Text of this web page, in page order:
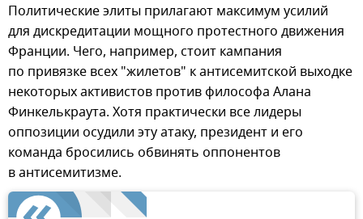
Политические элиты прилагают максимум усилий
для дискредитации мощного протестного движения
Франции. Чего, например, стоит кампания
по привязке всех "жилетов" к антисемитской выходке
некоторых активистов против философа Алана
Финкелькраута. Хотя практически все лидеры
оппозиции осудили эту атаку, президент и его
команда бросились обвинять оппонентов
в антисемитизме.